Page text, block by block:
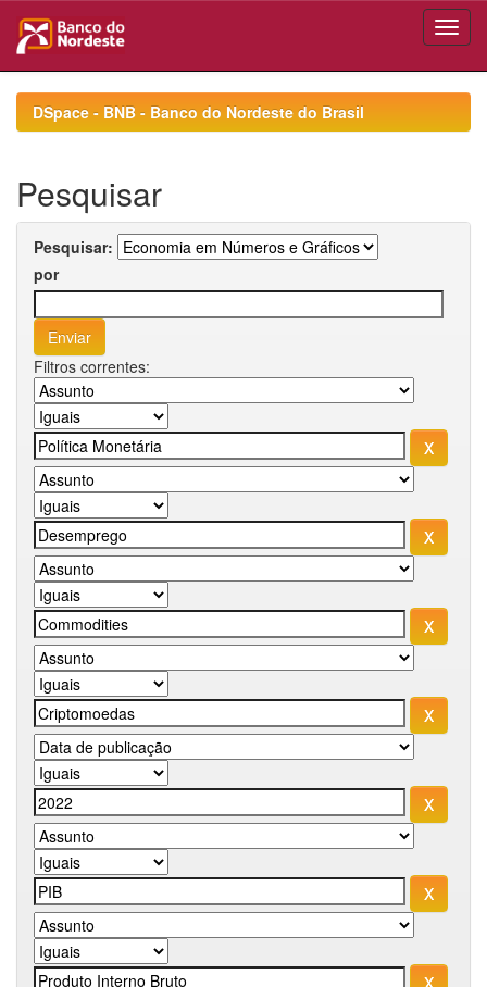
navigationDSpace - BNB - Banco do Nordeste do Brasil
Pesquisar
Pesquisar:
por
Filtros correntes: